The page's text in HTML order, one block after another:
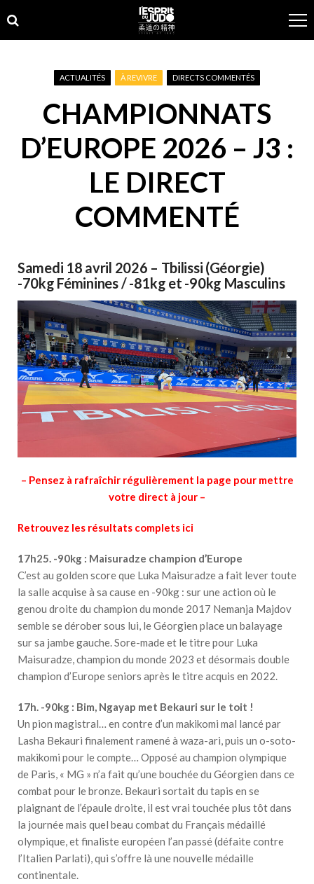
to
navigation
to
content
ACTUALITÉS À REVIVRE DIRECTS COMMENTÉS
CHAMPIONNATS
D’EUROPE 2026 – J3 :
LE DIRECT
COMMENTÉ
Samedi 18 avril 2026 – Tbilissi (Géorgie)
-70kg Féminines / -81kg et -90kg Masculins
– Pensez à rafraîchir régulièrement la page pour mettre
votre direct à jour –
Retrouvez les résultats complets ici
17h25. -90kg : Maisuradze champion d’Europe
C’est au golden score que Luka Maisuradze a fait lever toute
la salle acquise à sa cause en -90kg : sur une action où le
genou droite du champion du monde 2017 Nemanja Majdov
semble se dérober sous lui, le Géorgien place un balayage
sur sa jambe gauche. Sore-made et le titre pour Luka
Maisuradze, champion du monde 2023 et désormais double
champion d’Europe seniors après le titre acquis en 2022.
17h. -90kg : Bim, Ngayap met Bekauri sur le toit !
Un pion magistral… en contre d’un makikomi mal lancé par
Lasha Bekauri finalement ramené à waza-ari, puis un o-soto-
makikomi pour le compte… Opposé au champion olympique
de Paris, « MG » n’a fait qu’une bouchée du Géorgien dans ce
combat pour le bronze. Bekauri sortait du tapis en se
plaignant de l’épaule droite, il est vrai touchée plus tôt dans
la journée mais quel beau combat du Français médaillé
olympique, et finaliste européen l’an passé (défaite contre
l’Italien Parlati), qui s’offre là une nouvelle médaille
continentale.